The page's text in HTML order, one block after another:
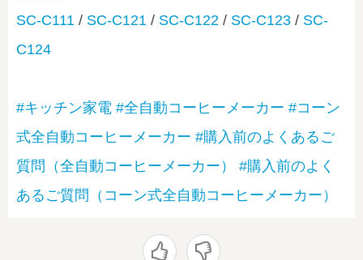
SC-C111 / SC-C121 / SC-C122 / SC-C123 / SC-
C124
#キッチン家電 #全自動コーヒーメーカー #コーン
式全自動コーヒーメーカー #購入前のよくあるご
質問（全自動コーヒーメーカー）
#購入前のよく
あるご質問（コーン式全自動コーヒーメーカー）